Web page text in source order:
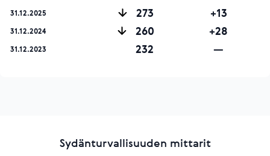
31.12.2025 273 +13
31.12.2024 260 +28
31.12.2023 232 —
Sydänturvallisuuden mittarit